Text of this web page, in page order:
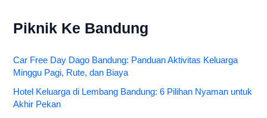
Piknik Ke Bandung
Car Free Day Dago Bandung: Panduan Aktivitas Keluarga
Minggu Pagi, Rute, dan Biaya
Hotel Keluarga di Lembang Bandung: 6 Pilihan Nyaman untuk
Akhir Pekan